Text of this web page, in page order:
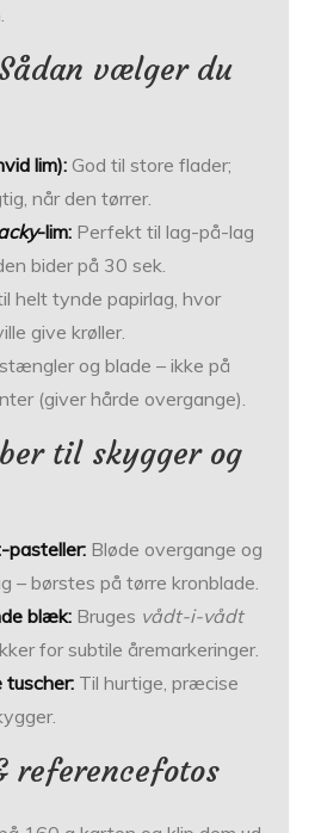
vælger du
lim): God til store flader;
når den tørrer.
-lim: Perfekt til lag-på-lag
bider på 30 sek.
helt tynde papirlag, hvor
give krøller.
og blade – ikke på
(giver hårde overgange).
til skygger og
pasteller: Bløde overgange og
– børstes på tørre kronblade.
blæk: Bruges vådt-i-vådt
for subtile åremarkeringer.
tuscher: Til hurtige, præcise
referencefotos